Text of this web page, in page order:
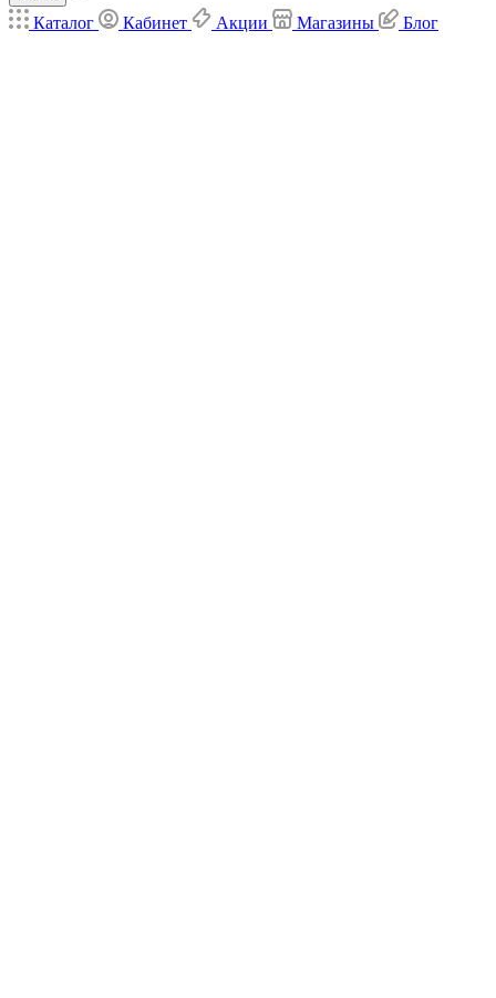
Каталог Кабинет Акции Магазины Блог